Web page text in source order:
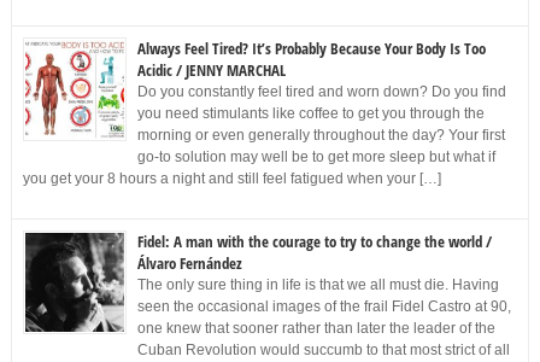
Always Feel Tired? It’s Probably Because Your Body Is Too
Acidic / JENNY MARCHAL
Do you constantly feel tired and worn down? Do you find
you need stimulants like coffee to get you through the
morning or even generally throughout the day? Your first
go-to solution may well be to get more sleep but what if
you get your 8 hours a night and still feel fatigued when your […]
Fidel: A man with the courage to try to change the world /
Álvaro Fernández
The only sure thing in life is that we all must die. Having
seen the occasional images of the frail Fidel Castro at 90,
one knew that sooner rather than later the leader of the
Cuban Revolution would succumb to that most strict of all